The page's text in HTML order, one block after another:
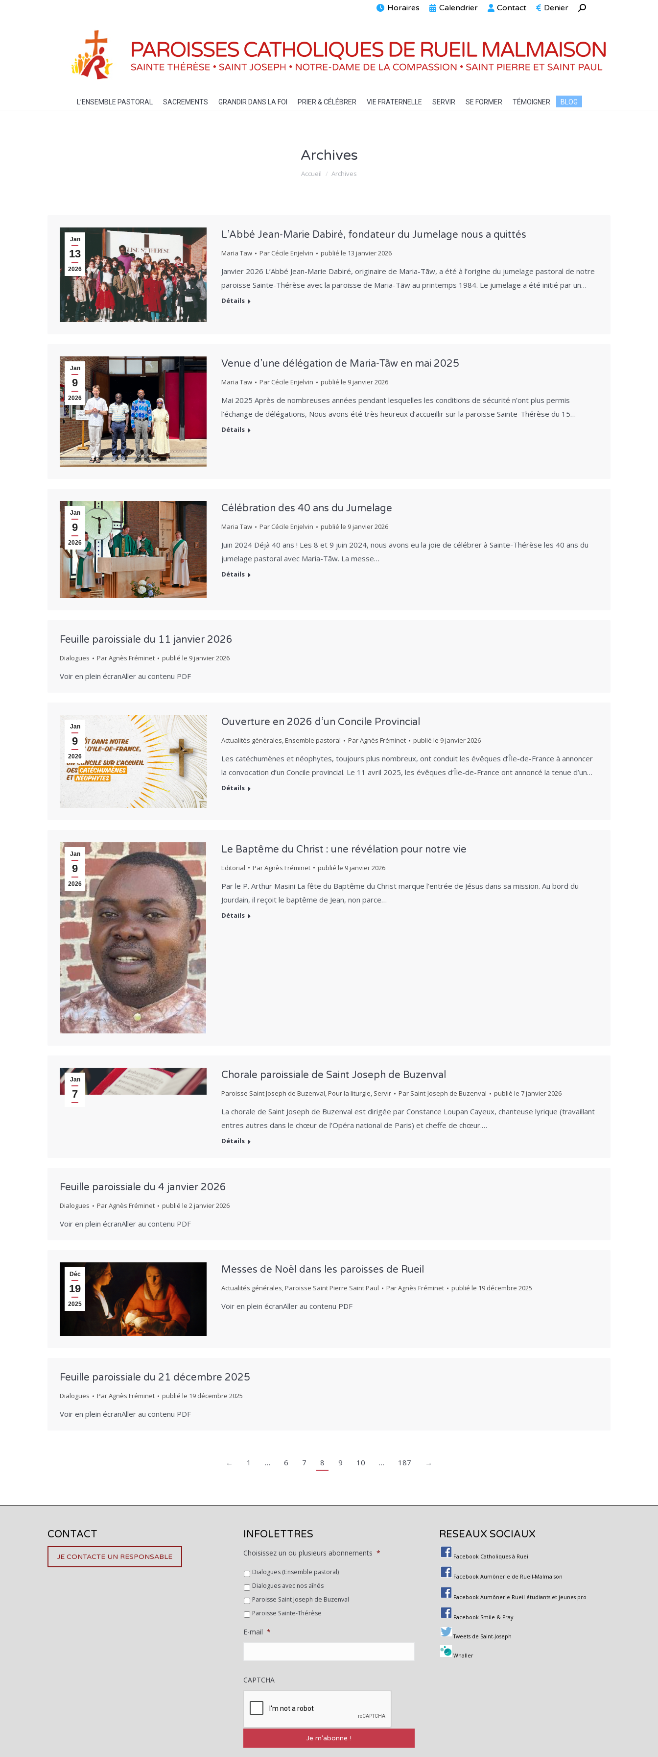
Horaires Calendrier Contact Denier
Recherche
L’ENSEMBLE PASTORAL SACREMENTS GRANDIR DANS LA FOI PRIER & CÉLÉBRER VIE FRATERNELLE SERVIR SE FORMER TÉMOIGNER BLOG
Archives
Vous êtes ici :
Accueil Archives
Jan
13
2026
L’Abbé Jean-Marie Dabiré, fondateur du Jumelage nous a quittés
Maria Taw Par Cécile Enjelvin publié le 13 janvier 2026
Janvier 2026 L’Abbé Jean-Marie Dabiré, originaire de Maria-Tãw, a été à l’origine du jumelage pastoral de notre
paroisse Sainte-Thérèse avec la paroisse de Maria-Tãw au printemps 1984. Le jumelage a été initié par un…
Détails
Jan
9
2026
Venue d’une délégation de Maria-Tãw en mai 2025
Maria Taw Par Cécile Enjelvin publié le 9 janvier 2026
Mai 2025 Après de nombreuses années pendant lesquelles les conditions de sécurité n’ont plus permis
l’échange de délégations, Nous avons été très heureux d’accueillir sur la paroisse Sainte-Thérèse du 15…
Détails
Jan
9
2026
Célébration des 40 ans du Jumelage
Maria Taw Par Cécile Enjelvin publié le 9 janvier 2026
Juin 2024 Déjà 40 ans ! Les 8 et 9 juin 2024, nous avons eu la joie de célébrer à Sainte-Thérèse les 40 ans du
jumelage pastoral avec Maria-Tãw. La messe…
Détails
Feuille paroissiale du 11 janvier 2026
Dialogues ParAgnès Fréminet publié le 9 janvier 2026
Voir en plein écranAller au contenu PDF
Jan
9
2026
Ouverture en 2026 d’un Concile Provincial
Actualités générales,Ensemble pastoral ParAgnès Fréminet publié le 9 janvier 2026
Les catéchumènes et néophytes, toujours plus nombreux, ont conduit les évêques d’Île-de-France à annoncer
la convocation d’un Concile provincial. Le 11 avril 2025, les évêques d’Île-de-France ont annoncé la tenue d’un…
Détails
Jan
9
2026
Le Baptême du Christ : une révélation pour notre vie
Editorial ParAgnès Fréminet publié le 9 janvier 2026
Par le P. Arthur Masini La fête du Baptême du Christ marque l’entrée de Jésus dans sa mission. Au bord du
Jourdain, il reçoit le baptême de Jean, non parce…
Détails
Jan
7
Chorale paroissiale de Saint Joseph de Buzenval
Paroisse Saint Joseph de Buzenval,Pour la liturgie, Servir Par Saint-Joseph de Buzenval publié le 7 janvier 2026
La chorale de Saint Joseph de Buzenval est dirigée par Constance Loupan Cayeux, chanteuse lyrique (travaillant
entres autres dans le chœur de l’Opéra national de Paris) et cheffe de chœur.…
Détails
Feuille paroissiale du 4 janvier 2026
Dialogues ParAgnès Fréminet publié le 2 janvier 2026
Voir en plein écranAller au contenu PDF
Déc
19
2025
Messes de Noël dans les paroisses de Rueil
Actualités générales,Paroisse Saint Pierre Saint Paul ParAgnès Fréminet publié le 19 décembre 2025
Voir en plein écranAller au contenu PDF
Feuille paroissiale du 21 décembre 2025
Dialogues ParAgnès Fréminet publié le 19 décembre 2025
Voir en plein écranAller au contenu PDF
← 1 … 6 7 8 9 10 … 187 →
CONTACT
JE CONTACTE UN RESPONSABLE
INFOLETTRES
Choisissez un ou plusieurs abonnements *
Dialogues (Ensemble pastoral)
Dialogues avec nos aînés
Paroisse Saint Joseph de Buzenval
Paroisse Sainte-Thérèse
E-mail *
CAPTCHA
RESEAUX SOCIAUX
Facebook Catholiques à Rueil
Facebook Aumônerie de Rueil-Malmaison
Facebook Aumônerie Rueil étudiants et jeunes pro
Facebook Smile & Pray
Tweets de Saint-Joseph
Whaller
PRIER & CÉLÉBRER VIE FRATERNELLE SE FORMER TÉMOIGNER